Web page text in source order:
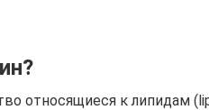
относящиеся к липидам